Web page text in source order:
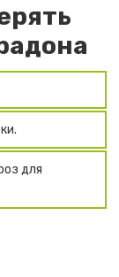
для